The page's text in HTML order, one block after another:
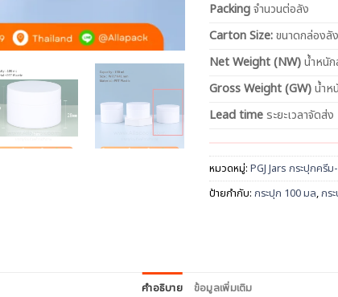
Packingจำนวนต่อลัง
Carton Size:ขนาดกล่องลัง
NetWeight (NW)น้ำหนั
Gross Weight (GW)น้ำห
Lead time ระยะเวลาจัดส่ง
หมวดหมู่: PGJ Jars กระปุกครี
ป้ายกำกับ: กระปุก 100 มล,กร
คำอธิบาย ข้อมูลเพิ่มเติม